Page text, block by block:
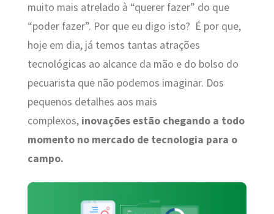
muito mais atrelado à “querer fazer” do que
“poder fazer”. Por que eu digo isto? É por que,
hoje em dia, já temos tantas atrações
tecnológicas ao alcance da mão e do bolso do
pecuarista que não podemos imaginar. Dos
pequenos detalhes aos mais
complexos, inovações estão chegando a todo
momento no mercado de tecnologia para o
campo.